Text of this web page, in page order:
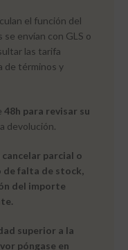
el función del
envían con GLS o
las tarifa
de términos y
48h para revisar su
devolución.
parcial o
de falta de stock,
del importe
superior a la
póngase en